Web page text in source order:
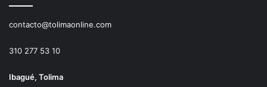
contacto@tolimaonline.com
310 277 53 10
Ibagué, Tolima